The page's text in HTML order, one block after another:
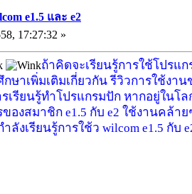
e1.5 และ e2
17:27:32 »
ถ้าคิดจะเรียนรู้การใช้โปรแก
กษาเพิ่มเติมเกี่ยวกัน รีวิวการใช้ง
เรียนรู้ทำโปรแกรมปัก หากอยู่ใน
งสมาชิก e1.5 กับ e2 ใช้งานคล้า
ลังเรียนรู้การใช้ว wilcom e1.5 กั